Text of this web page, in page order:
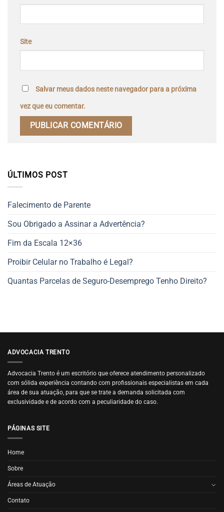
Site
Salvar meus dados neste navegador para a próxima
vez que eu comentar.
ÚLTIMOS POST
Falecimento de Parente
Sou Obrigado a Assinar a Advertência?
Fim da Escala 12×36
Proibir Celular no Trabalho é Legal?
Quantas Parcelas de Seguro-Desemprego Tenho Direito?
ADVOCACIA TRENTO
Advocacia Trento é um escritório que oferece atendimento personalizado
com sólida experiência contando com profissionais especialistas em cada
área de sua atuação, para que se trate a demanda solicitada com
exclusividade e de acordo com a peculiaridade do caso.
PÁGINAS SITE
Home
Sobre
Áreas de Atuação
Contato